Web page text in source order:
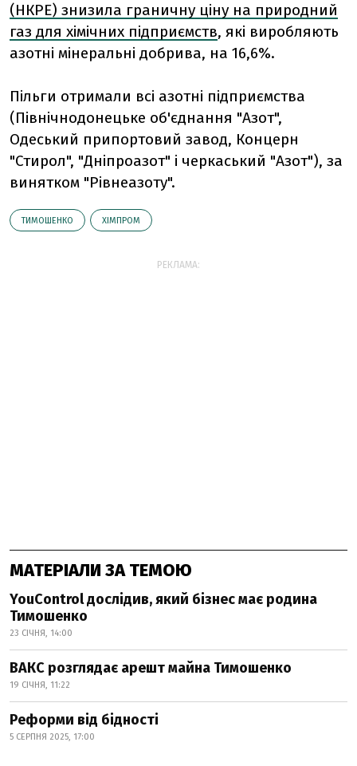
(НКРЕ) знизила граничну ціну на природний
газ для хімічних підприємств, які виробляють
азотні мінеральні добрива, на 16,6%.
Пільги отримали всі азотні підприємства
(Північнодонецьке об'єднання "Азот",
Одеський припортовий завод, Концерн
"Стирол", "Дніпроазот" і черкаський "Азот"), за
винятком "Рівнеазоту".
ТИМОШЕНКО ХІМПРОМ
РЕКЛАМА:
МАТЕРІАЛИ ЗА ТЕМОЮ
YouControl дослідив, який бізнес має родина
Тимошенко
23 СІЧНЯ, 14:00
ВАКС розглядає арешт майна Тимошенко
19 СІЧНЯ, 11:22
Реформи від бідності
5 СЕРПНЯ 2025, 17:00